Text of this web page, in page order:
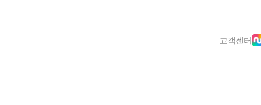
고객센터